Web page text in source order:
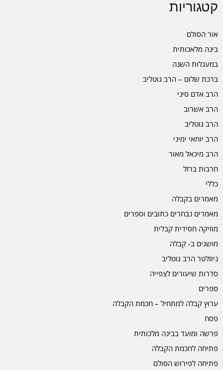
קטגוריות
אור הסולם
בינה מלאכותית
במעגלות השנה
ברכת שלום – הרב גוטליב
הרב אדם סיני
הרב אשרוב
הרב גוטליב
הרב יוחאי ימיני
הרב מיכאל מאור
חרבות ברזל
כללי
מאמרים בקבלה
מאמרים נבחרים כתובים וספרים
מוזיקה חסידית קבלית
מושגים ב- קבלה
ניוזלטר הרב גוטליב
סדרות שיעורים לצפייה
ספרים
ערוץ קבלה למתחיל – חכמת הקבלה
פסח
פרשה ומועד בבינה מלכותית
פתיחה לחכמת הקבלה
פתיחה לפירוש הסולם